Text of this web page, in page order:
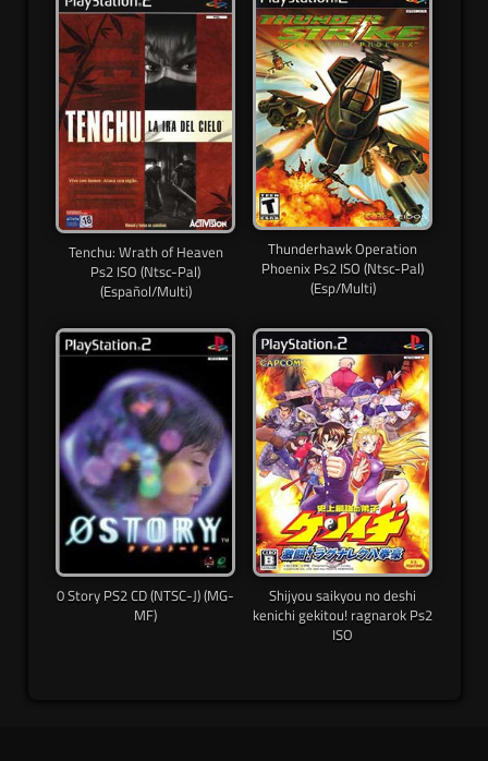
Tenchu: Wrath of Heaven
Ps2 ISO (Ntsc-Pal)
(Español/Multi)
Thunderhawk Operation
Phoenix Ps2 ISO (Ntsc-Pal)
(Esp/Multi)
0 Story PS2 CD (NTSC-J) (MG-
MF)
Shijyou saikyou no deshi
kenichi gekitou! ragnarok Ps2
ISO